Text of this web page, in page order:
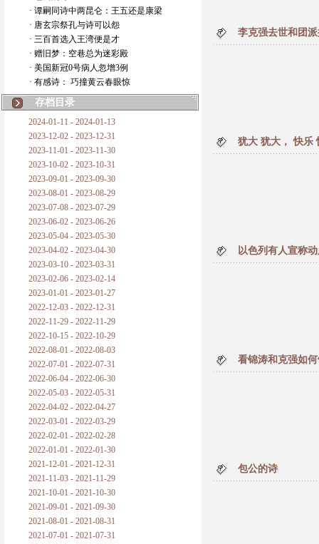
· 谭嗣同诗中两昆仑：王五还是康梁
· 唐玄宗祭孔与诗可以怨
· 三百首选入王湾便是才
· 赠旧梦：空巷总为迷彩殿
· 美国新冠0号病人忽增3例
· 有感诗： 巧撞黄云春眼惊
存档目录
2024-01-11 - 2024-01-13
2023-12-02 - 2023-12-31
2023-11-01 - 2023-11-30
2023-10-02 - 2023-10-31
2023-09-01 - 2023-09-30
2023-08-01 - 2023-08-29
2023-07-08 - 2023-07-29
2023-06-02 - 2023-06-26
2023-05-04 - 2023-05-30
2023-04-02 - 2023-04-30
2023-03-10 - 2023-03-31
2023-02-06 - 2023-02-14
2023-01-01 - 2023-01-27
2022-12-03 - 2022-12-31
2022-11-29 - 2022-11-29
2022-10-15 - 2022-10-29
2022-08-01 - 2022-08-03
2022-07-01 - 2022-07-31
2022-06-04 - 2022-06-30
2022-05-03 - 2022-05-31
2022-04-02 - 2022-04-27
2022-03-01 - 2022-03-29
2022-02-01 - 2022-02-28
2022-01-01 - 2022-01-30
2021-12-01 - 2021-12-31
2021-11-03 - 2021-11-29
2021-10-01 - 2021-10-30
2021-09-01 - 2021-09-30
2021-08-01 - 2021-08-31
2021-07-01 - 2021-07-31
李克强去世和团
犹大 犹大， 快乐
以色列有人宣称
看锦涛和克强如
包公的诗